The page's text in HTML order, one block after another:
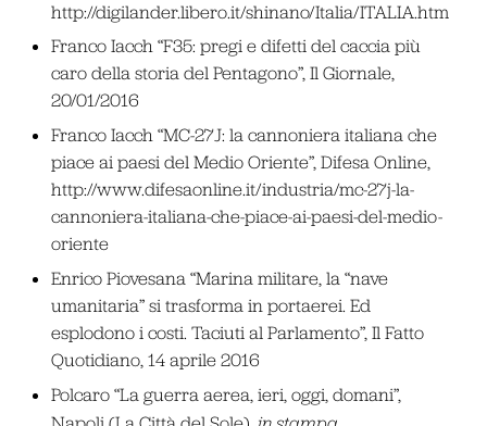
http://digilander.libero.it/shinano/Italia/ITALIA.htm
Franco Iacch “F35: pregi e difetti del caccia più
caro della storia del Pentagono”, Il Giornale,
20/01/2016
Franco Iacch “MC-27J: la cannoniera italiana che
piace ai paesi del Medio Oriente”, Difesa Online,
http://www.difesaonline.it/industria/mc-27j-la-
cannoniera-italiana-che-piace-ai-paesi-del-medio-
oriente
Enrico Piovesana “Marina militare, la “nave
umanitaria” si trasforma in portaerei. Ed
esplodono i costi. Taciuti al Parlamento”, Il Fatto
Quotidiano, 14 aprile 2016
Polcaro “La guerra aerea, ieri, oggi, domani”,
in stampa